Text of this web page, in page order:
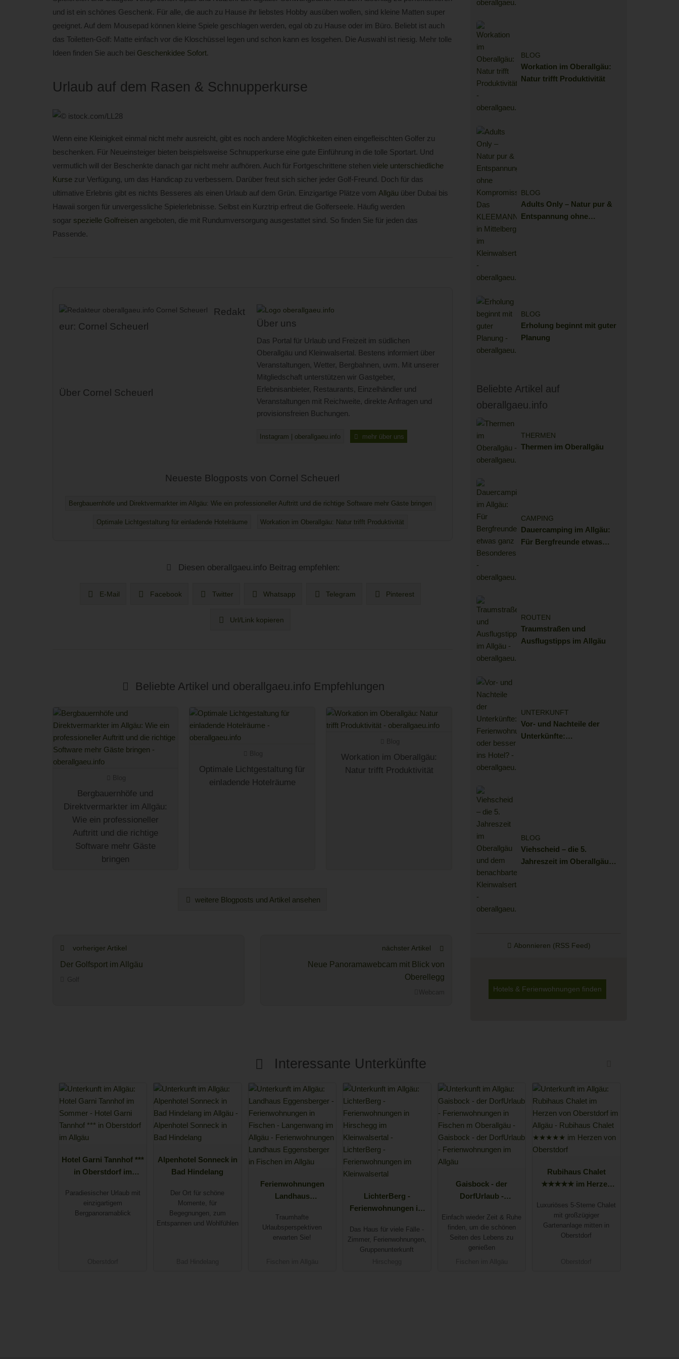
und ist ein schönes Geschenk. Für alle, die auch zu Hause ihr liebstes Hobby ausüben wollen, sind kleine Matten super
geeignet. Auf dem Mousepad können kleine Spiele geschlagen werden, egal ob zu Hause oder im Büro. Beliebt ist auch
das Toiletten-Golf: Matte einfach vor die Kloschüssel legen und schon kann es losgehen. Die Auswahl ist riesig. Mehr tolle
Ideen finden Sie auch bei Geschenkidee Sofort.
Urlaub auf dem Rasen & Schnupperkurse
Wenn eine Kleinigkeit einmal nicht mehr ausreicht, gibt es noch andere Möglichkeiten einen eingefleischten Golfer zu
beschenken. Für Neueinsteiger bieten beispielsweise Schnupperkurse eine gute Einführung in die tolle Sportart. Und
vermutlich will der Beschenkte danach gar nicht mehr aufhören. Auch für Fortgeschrittene stehen viele unterschiedliche
Kursezur Verfügung, um das Handicap zu verbessern. Darüber freut sich sicher jeder Golf-Freund. Doch für das
ultimative Erlebnis gibt es nichts Besseres als einen Urlaub auf dem Grün. Einzigartige Plätze vom Allgäu über Dubai bis
Hawaii sorgen für unvergessliche Spielerlebnisse. Selbst ein Kurztrip erfreut die Golferseele. Häufig werden
sogar spezielle Golfreisen angeboten, die mit Rundumversorgung ausgestattet sind. So finden Sie für jeden das
Passende.
Redakt
eur: Cornel Scheuerl
Über Cornel Scheuerl
Über uns
Das Portal für Urlaub und Freizeit im südlichen
Oberallgäu und Kleinwalsertal. Bestens informiert über
Veranstaltungen, Wetter, Bergbahnen, uvm. Mit unserer
Mitgliedschaft unterstützen wir Gastgeber,
Erlebnisanbieter, Restaurants, Einzelhändler und
Veranstaltungen mit Reichweite, direkte Anfragen und
provisionsfreien Buchungen.
Instagram | oberallgaeu.info mehr über uns
Neueste Blogposts von Cornel Scheuerl
Bergbauernhöfe und Direktvermarkter im Allgäu: Wie ein professioneller Auftritt und die richtige Software mehr Gäste bringen
Optimale Lichtgestaltung für einladende Hotelräume Workation im Oberallgäu: Natur trifft Produktivität
Diesen oberallgaeu.info Beitrag empfehlen:
E-Mail Facebook Twitter Whatsapp Telegram Pinterest
Url/Link kopieren
Beliebte Artikel und oberallgaeu.info Empfehlungen
Bergbauernhöfe und
Direktvermarkter im Allgäu:
Wie ein professioneller
Auftritt und die richtige
Software mehr Gäste
bringen
Optimale Lichtgestaltung für
einladende Hotelräume
Workation im Oberallgäu:
Natur trifft Produktivität
weitere Blogposts und Artikel ansehen
vorheriger Artikel
Der Golfsport im Allgäu
nächster Artikel
Neue Panoramawebcam mit Blick von
Oberellegg
BLOG
Workation im Oberallgäu:
Natur trifft Produktivität
BLOG
Adults Only – Natur pur &
Entspannung ohne
BLOG
Erholung beginnt mit guter
Planung
Beliebte Artikel auf
oberallgaeu.info
THERMEN
Thermen im Oberallgäu
CAMPING
Dauercamping im Allgäu:
Für Bergfreunde etwas
ROUTEN
Traumstraßen und
Ausflugstipps im Allgäu
UNTERKUNFT
Vor- und Nachteile der
Unterkünfte:
BLOG
Viehscheid – die 5.
Jahreszeit im Oberallgäu
Abonnieren (RSS Feed)
Hotels & Ferienwohnungen finden
Interessante Unterkünfte
Hotel Garni Tannhof ***
in Oberstdorf im
Paradiesischer Urlaub mit
einzigartigem
Bergpanoramablick
Alpenhotel Sonneck in
Bad Hindelang
Der Ort für schöne
Momente, für
Begegnungen, zum
Entspannen und Wohlfühlen
Ferienwohnungen
Landhaus
Fischen im Allgäu
Traumhafte
Urlaubsperspektiven
erwarten Sie!
LichterBerg -
Ferienwohnungen im
Das Haus für viele Fälle -
Zimmer, Ferienwohnungen,
Gruppenunterkunft
Gaisbock - der
DorfUrlaub -
Allgäu
Einfach wieder Zeit & Ruhe
finden, um die schönen
Seiten des Lebens zu
genießen
Rubihaus Chalet
★★★★★ im Herzen
Luxuriöses 5-Sterne Chalet
mit großzügiger
Gartenanlage mitten in
Oberstdorf